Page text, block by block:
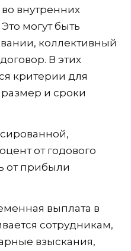
внутренних
могут быть
коллективный
В этих
критерии для
и сроки
от годового
от прибыли
выплата в
сотрудникам,
взыскания,